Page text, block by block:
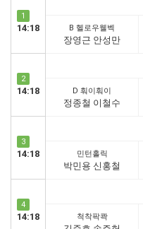
1
14:18 B 헬로우웰벡
장영근 안성만
2
14:18 D 훠이훠이
정종철 이철수
3
14:18 민턴홀릭
박민용 신홍철
4
14:18 척착팍콱